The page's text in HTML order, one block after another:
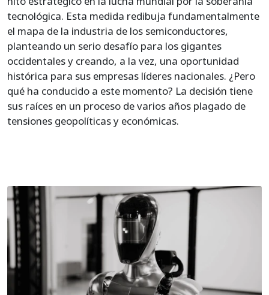
tecnológica. Esta medida redibuja fundamentalmente
el mapa de la industria de los semiconductores,
planteando un serio desafío para los gigantes
occidentales y creando, a la vez, una oportunidad
histórica para sus empresas líderes nacionales. ¿Pero
qué ha conducido a este momento? La decisión tiene
sus raíces en un proceso de varios años plagado de
tensiones geopolíticas y económicas.